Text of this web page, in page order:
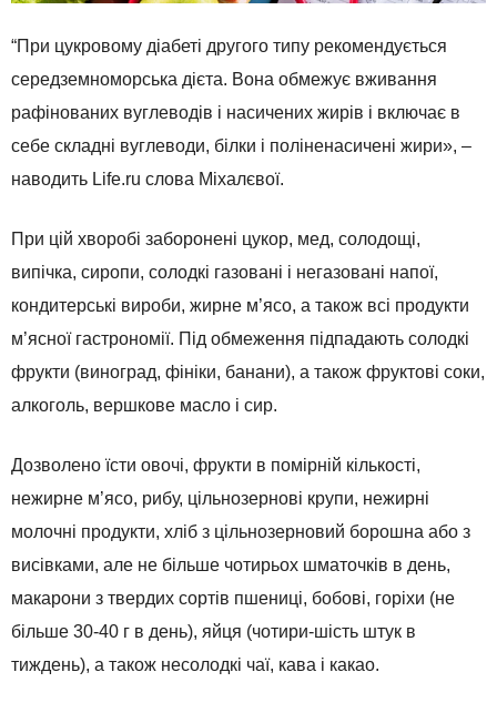
“При цукровому діабеті другого типу рекомендується
середземноморська дієта. Вона обмежує вживання
рафінованих вуглеводів і насичених жирів і включає в
себе складні вуглеводи, білки і поліненасичені жири», –
наводить Life.ru слова Міхалєвої.
При цій хворобі заборонені цукор, мед, солодощі,
випічка, сиропи, солодкі газовані і негазовані напої,
кондитерські вироби, жирне м’ясо, а також всі продукти
м’ясної гастрономії. Під обмеження підпадають солодкі
фрукти (виноград, фініки, банани), а також фруктові соки,
алкоголь, вершкове масло і сир.
Дозволено їсти овочі, фрукти в помірній кількості,
нежирне м’ясо, рибу, цільнозернові крупи, нежирні
молочні продукти, хліб з цільнозерновий борошна або з
висівками, але не більше чотирьох шматочків в день,
макарони з твердих сортів пшениці, бобові, горіхи (не
більше 30-40 г в день), яйця (чотири-шість штук в
тиждень), а також несолодкі чаї, кава і какао.